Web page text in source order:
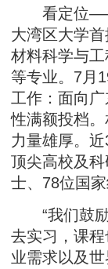
看定位——
大湾区大学首
材料科学与
等专业。7月
工作：面向
性满额投档
力量雄厚。
顶尖高校及
士、78位国家
“我们鼓励
去实习，课
业需求以及